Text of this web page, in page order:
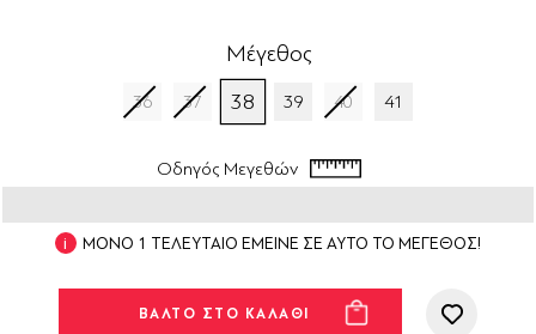
Μέγεθος
36 37 38 39 40 41
Οδηγός Μεγεθών
ΜΟΝΟ 1 ΤΕΛΕΥΤΑΙΟ ΕΜΕΙΝΕ ΣΕ ΑΥΤΟ ΤΟ ΜΕΓΕΘΟΣ!